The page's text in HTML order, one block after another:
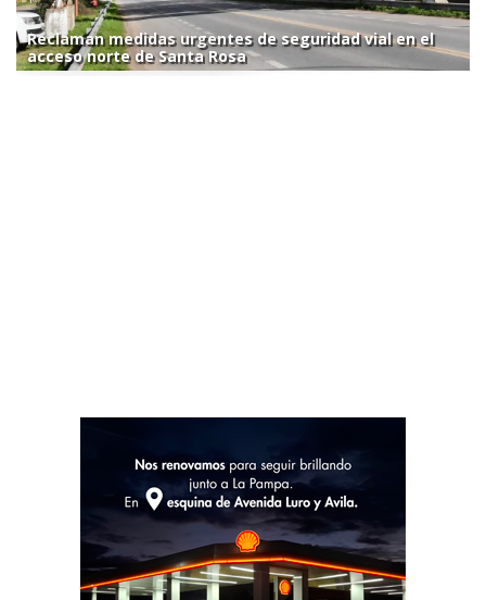
Reclaman medidas urgentes de seguridad vial en el
acceso norte de Santa Rosa